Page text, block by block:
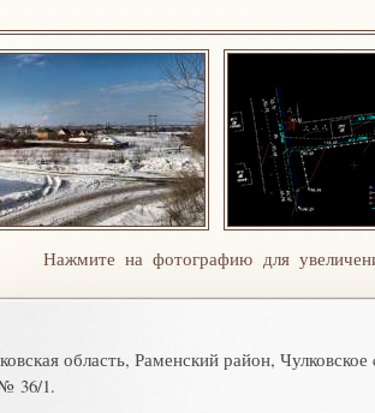
Нажмите на фотографию для
область, Раменский район,
36/1.